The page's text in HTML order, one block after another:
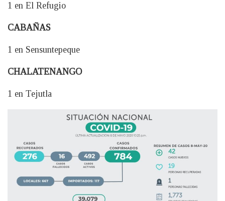
1 en El Refugio
CABAÑAS
1 en Sensuntepeque
CHALATENANGO
1 en Tejutla